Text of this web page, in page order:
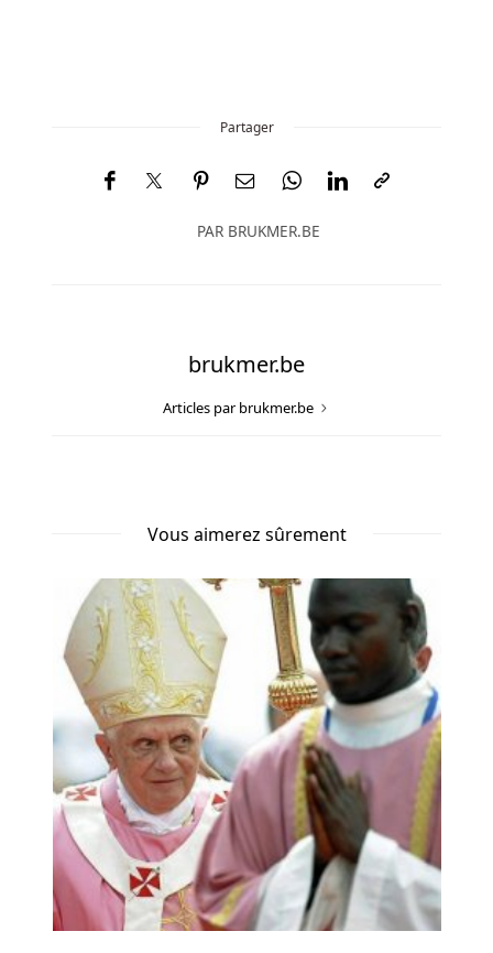
Partager
PAR BRUKMER.BE
brukmer.be
Articles par brukmer.be
Vous aimerez sûrement